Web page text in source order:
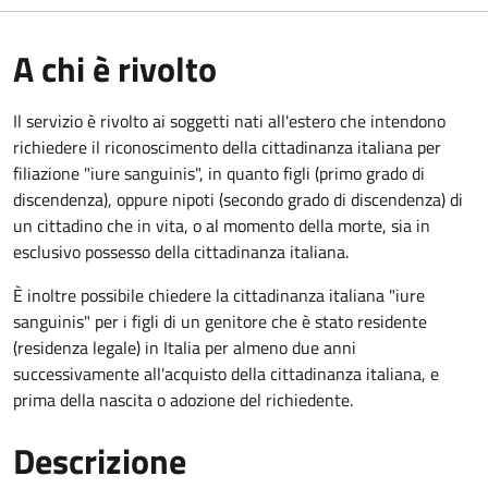
A chi è rivolto
Il servizio è rivolto ai soggetti nati all'estero che intendono
richiedere il riconoscimento della cittadinanza italiana per
filiazione "iure sanguinis", in quanto figli (primo grado di
discendenza), oppure nipoti (secondo grado di discendenza) di
un cittadino che in vita, o al momento della morte, sia in
esclusivo possesso della cittadinanza italiana.
È inoltre possibile chiedere la cittadinanza italiana "iure
sanguinis" per i figli di un genitore che è stato residente
(residenza legale) in Italia per almeno due anni
successivamente all'acquisto della cittadinanza italiana, e
prima della nascita o adozione del richiedente.
Descrizione